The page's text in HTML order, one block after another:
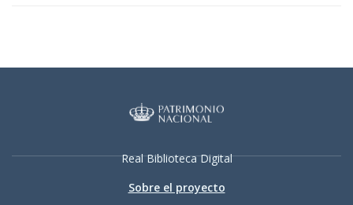
Real Biblioteca Digital
Sobre el proyecto